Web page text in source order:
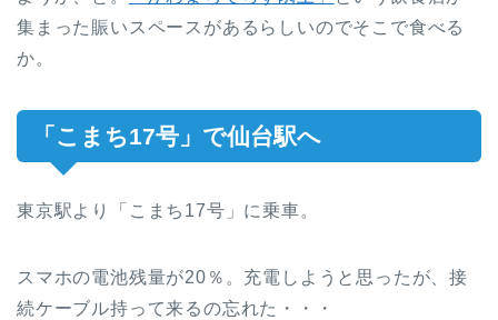
集まった賑いスペースがあるらしいのでそこで食べる
か。
「こまち17号」で仙台駅へ
東京駅より「こまち17号」に乗車。
スマホの電池残量が20％。充電しようと思ったが、接
続ケーブル持って来るの忘れた・・・